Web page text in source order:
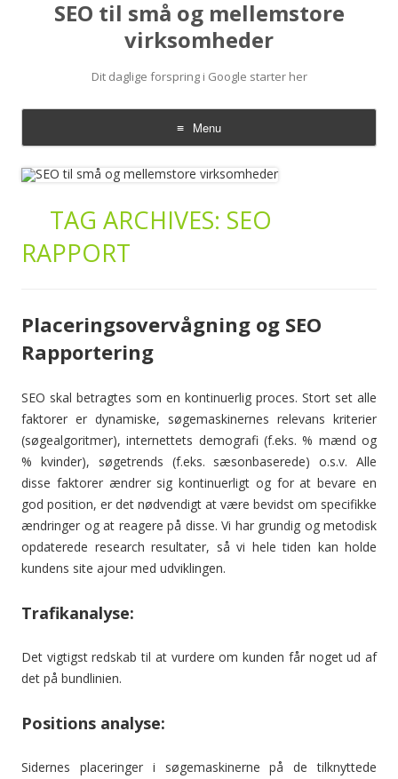
SEO til små og mellemstore
virksomheder
Dit daglige forspring i Google starter her
Menu
Skip
to
content
TAG ARCHIVES: SEO
RAPPORT
Placeringsovervågning og SEO
Rapportering
SEO skal betragtes som en kontinuerlig proces. Stort set alle
faktorer er dynamiske, søgemaskinernes relevans kriterier
(søgealgoritmer), internettets demografi (f.eks. % mænd og
% kvinder), søgetrends (f.eks. sæsonbaserede) o.s.v. Alle
disse faktorer ændrer sig kontinuerligt og for at bevare en
god position, er det nødvendigt at være bevidst om specifikke
ændringer og at reagere på disse. Vi har grundig og metodisk
opdaterede research resultater, så vi hele tiden kan holde
kundens site ajour med udviklingen.
Trafikanalyse:
Det vigtigst redskab til at vurdere om kunden får noget ud af
det på bundlinien.
Positions analyse:
Sidernes placeringer i søgemaskinerne på de tilknyttede